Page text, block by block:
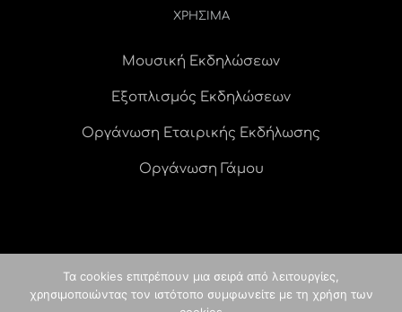
ΧΡΗΣΙΜΑ
Μουσική Εκδηλώσεων
Εξοπλισμός Εκδηλώσεων
Οργάνωση Εταιρικής Εκδήλωσης
Οργάνωση Γάμου
© Copyright2026 idees digital agencyκατασκευή ιστοσελίδας|
Τα cookies επιτρέπουν μια σειρά από λειτουργίες,
χρησιμοποιώντας τον ιστότοπο συμφωνείτε με τη χρήση των